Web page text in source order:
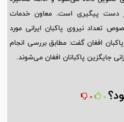
دست پیگیری است. معاون خدمات
تعداد نیروی پاکبان ایرانی مورد
جایگزینی با 10 هزار پاکبان افغان گفت: مطابق بررسی انجام
0
0